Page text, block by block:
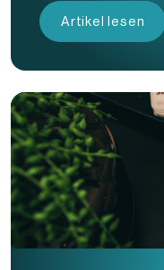
Artikel lesen